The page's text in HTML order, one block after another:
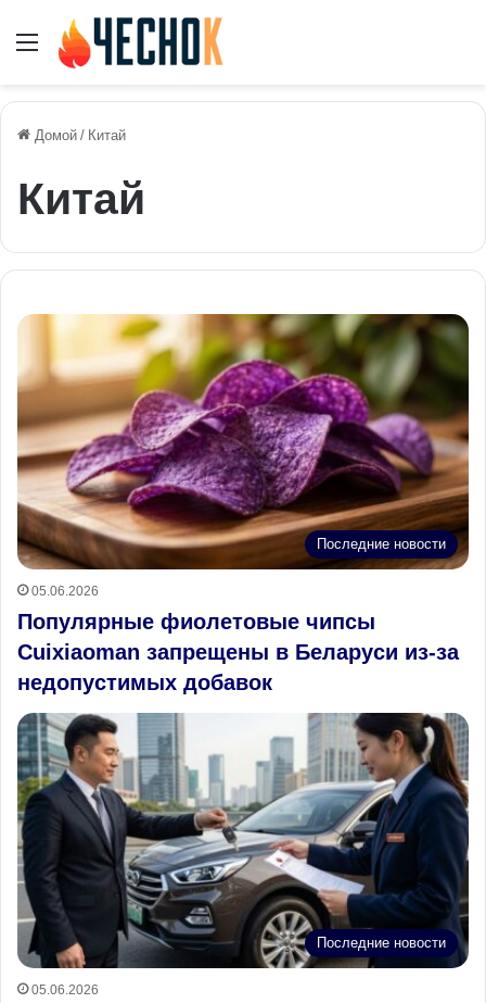
Меню
Домой / Китай
Китай
Последние новости
05.06.2026
Популярные фиолетовые чипсы
Cuixiaoman запрещены в Беларуси из‑за
недопустимых добавок
Последние новости
05.06.2026